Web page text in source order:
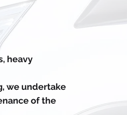
heavy
we undertake
of the